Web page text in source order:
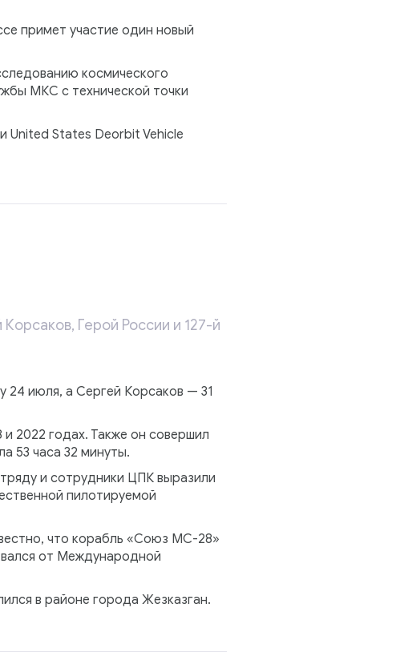
примет участие один новый
космического
МКС с технической точки
United States Deorbit Vehicle
Герой России и 127-й
июля, а Сергей Корсаков — 31
2022 годах. Также он совершил
53 часа 32 минуты.
и сотрудники ЦПК выразили
пилотируемой
что корабль «Союз МС-28»
от Международной
в районе города Жезказган.